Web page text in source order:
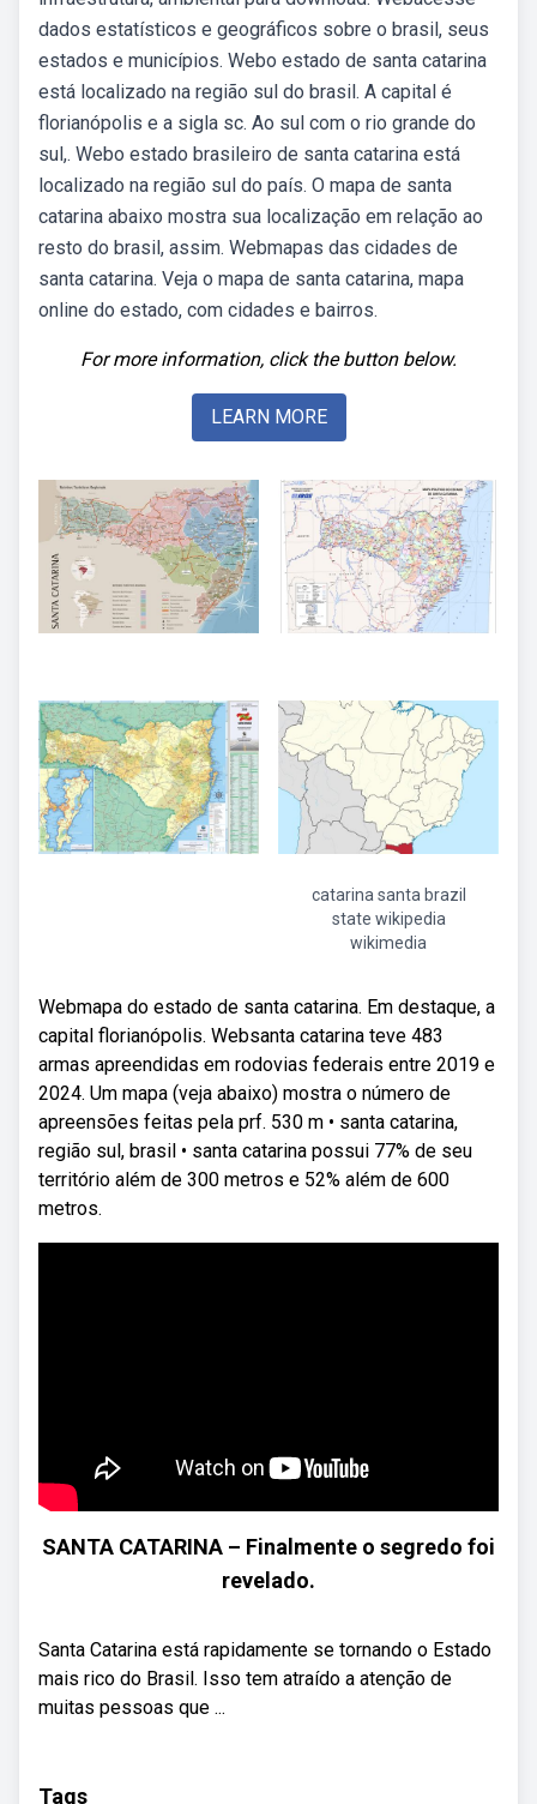
dados estatísticos e geográficos sobre o brasil, seus
estados e municípios. Webo estado de santa catarina
está localizado na região sul do brasil. A capital é
florianópolis e a sigla sc. Ao sul com o rio grande do
sul,. Webo estado brasileiro de santa catarina está
localizado na região sul do país. O mapa de santa
catarina abaixo mostra sua localização em relação ao
resto do brasil, assim. Webmapas das cidades de
santa catarina. Veja o mapa de santa catarina, mapa
online do estado, com cidades e bairros.
For more information, click the button below.
LEARN MORE
catarina santa brazil
state wikipedia
wikimedia
Webmapa do estado de santa catarina. Em destaque, a
capital florianópolis. Websanta catarina teve 483
armas apreendidas em rodovias federais entre 2019 e
2024. Um mapa (veja abaixo) mostra o número de
apreensões feitas pela prf. 530 m • santa catarina,
região sul, brasil • santa catarina possui 77% de seu
território além de 300 metros e 52% além de 600
metros.
SANTA CATARINA – Finalmente o segredo foi
revelado.
Santa Catarina está rapidamente se tornando o Estado
mais rico do Brasil. Isso tem atraído a atenção de
muitas pessoas que ...
Tags